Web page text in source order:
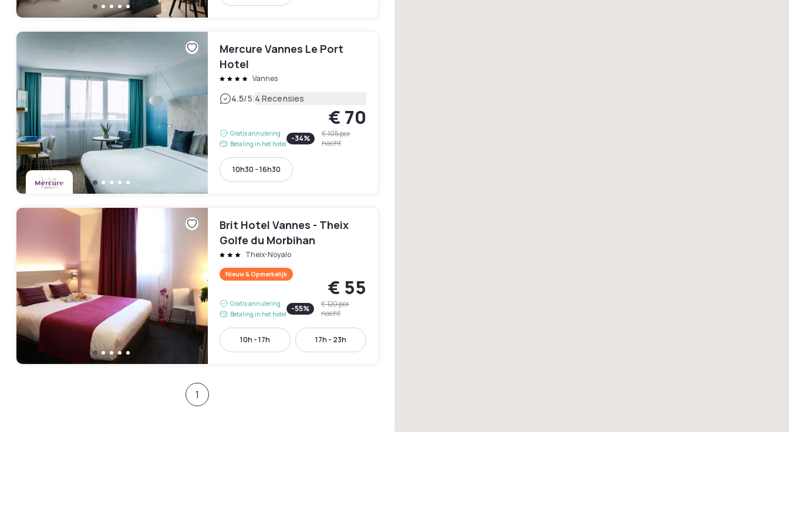
Mercure Vannes Le Port
Hotel
Vannes
4.5/5|4 Recensies
Gratis annulering
Betaling in het hotel
€ 70
-34% € 105per
nacht
10h30 - 16h30
Brit Hotel Vannes - Theix
Golfe du Morbihan
Theix-Noyalo
Nieuw & Opmerkelijk
Gratis annulering
Betaling in het hotel
€ 55
-55% € 120per
nacht
10h - 17h 17h - 23h
1